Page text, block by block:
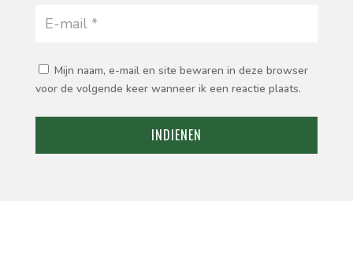
Mijn naam, e-mail en site bewaren in deze browser
voor de volgende keer wanneer ik een reactie plaats.
INDIENEN